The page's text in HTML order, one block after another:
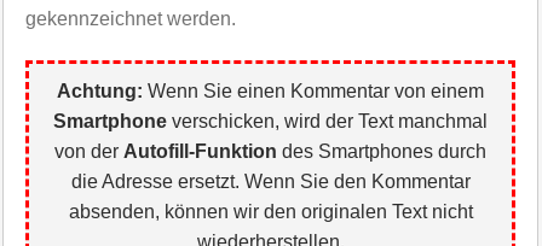
gekennzeichnet werden.
Achtung: Wenn Sie einen Kommentar von einem
Smartphone verschicken, wird der Text manchmal
von der Autofill-Funktion des Smartphones durch
die Adresse ersetzt. Wenn Sie den Kommentar
absenden, können wir den originalen Text nicht
wiederherstellen.